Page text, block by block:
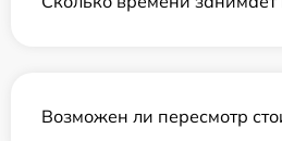
Возможен ли пересмотр